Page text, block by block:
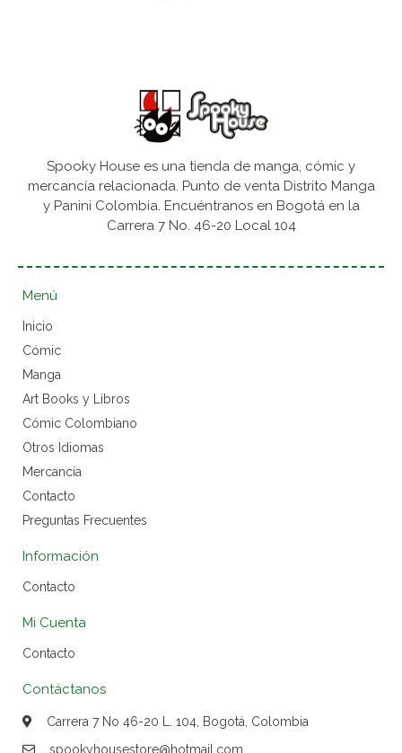
Spooky House es una tienda de manga, cómic y
mercancía relacionada. Punto de venta Distrito Manga
y Panini Colombia. Encuéntranos en Bogotá en la
Carrera 7 No. 46-20 Local 104
Menú
Inicio
Cómic
Manga
Art Books y Libros
Cómic Colombiano
Otros Idiomas
Mercancía
Contacto
Preguntas Frecuentes
Información
Contacto
Mi Cuenta
Contacto
Contáctanos
Carrera 7 No 46-20 L. 104, Bogotá, Colombia
spookyhousestore@hotmail.com